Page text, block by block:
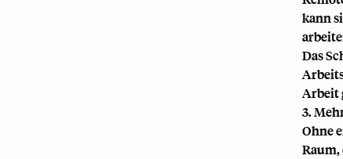
kann
Das
Arbeit
3.
Ohne